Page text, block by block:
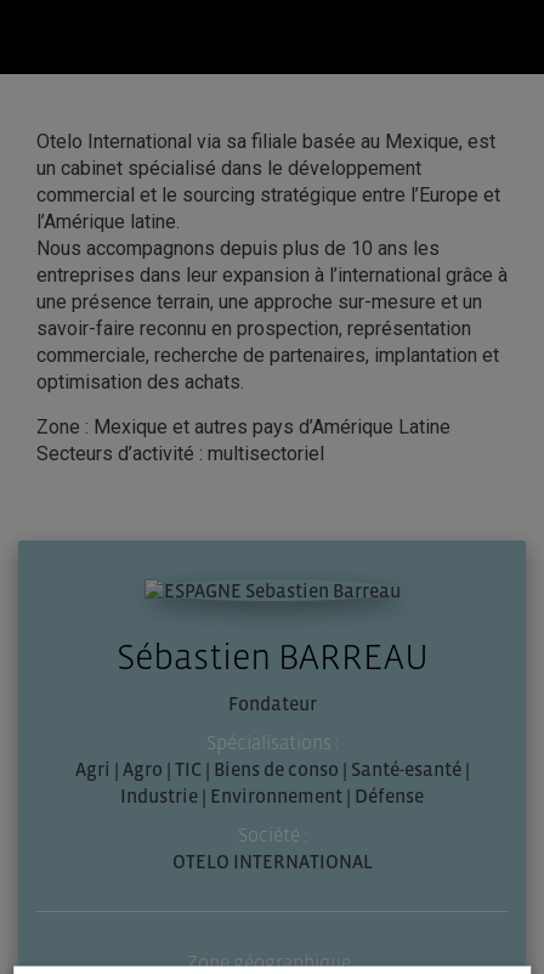
Otelo International via sa filiale basée au Mexique, est
un cabinet spécialisé dans le développement
commercial et le sourcing stratégique entre l’Europe et
l’Amérique latine.
Nous accompagnons depuis plus de 10 ans les
entreprises dans leur expansion à l’international grâce à
une présence terrain, une approche sur-mesure et un
savoir-faire reconnu en prospection, représentation
commerciale, recherche de partenaires, implantation et
optimisation des achats.
Zone : Mexique et autres pays d’Amérique Latine
Secteurs d’activité : multisectoriel
Sébastien BARREAU
Fondateur
Spécialisations :
Agri | Agro | TIC | Biens de conso | Santé-esanté |
Industrie | Environnement | Défense
Société :
OTELO INTERNATIONAL
Zone géographique :